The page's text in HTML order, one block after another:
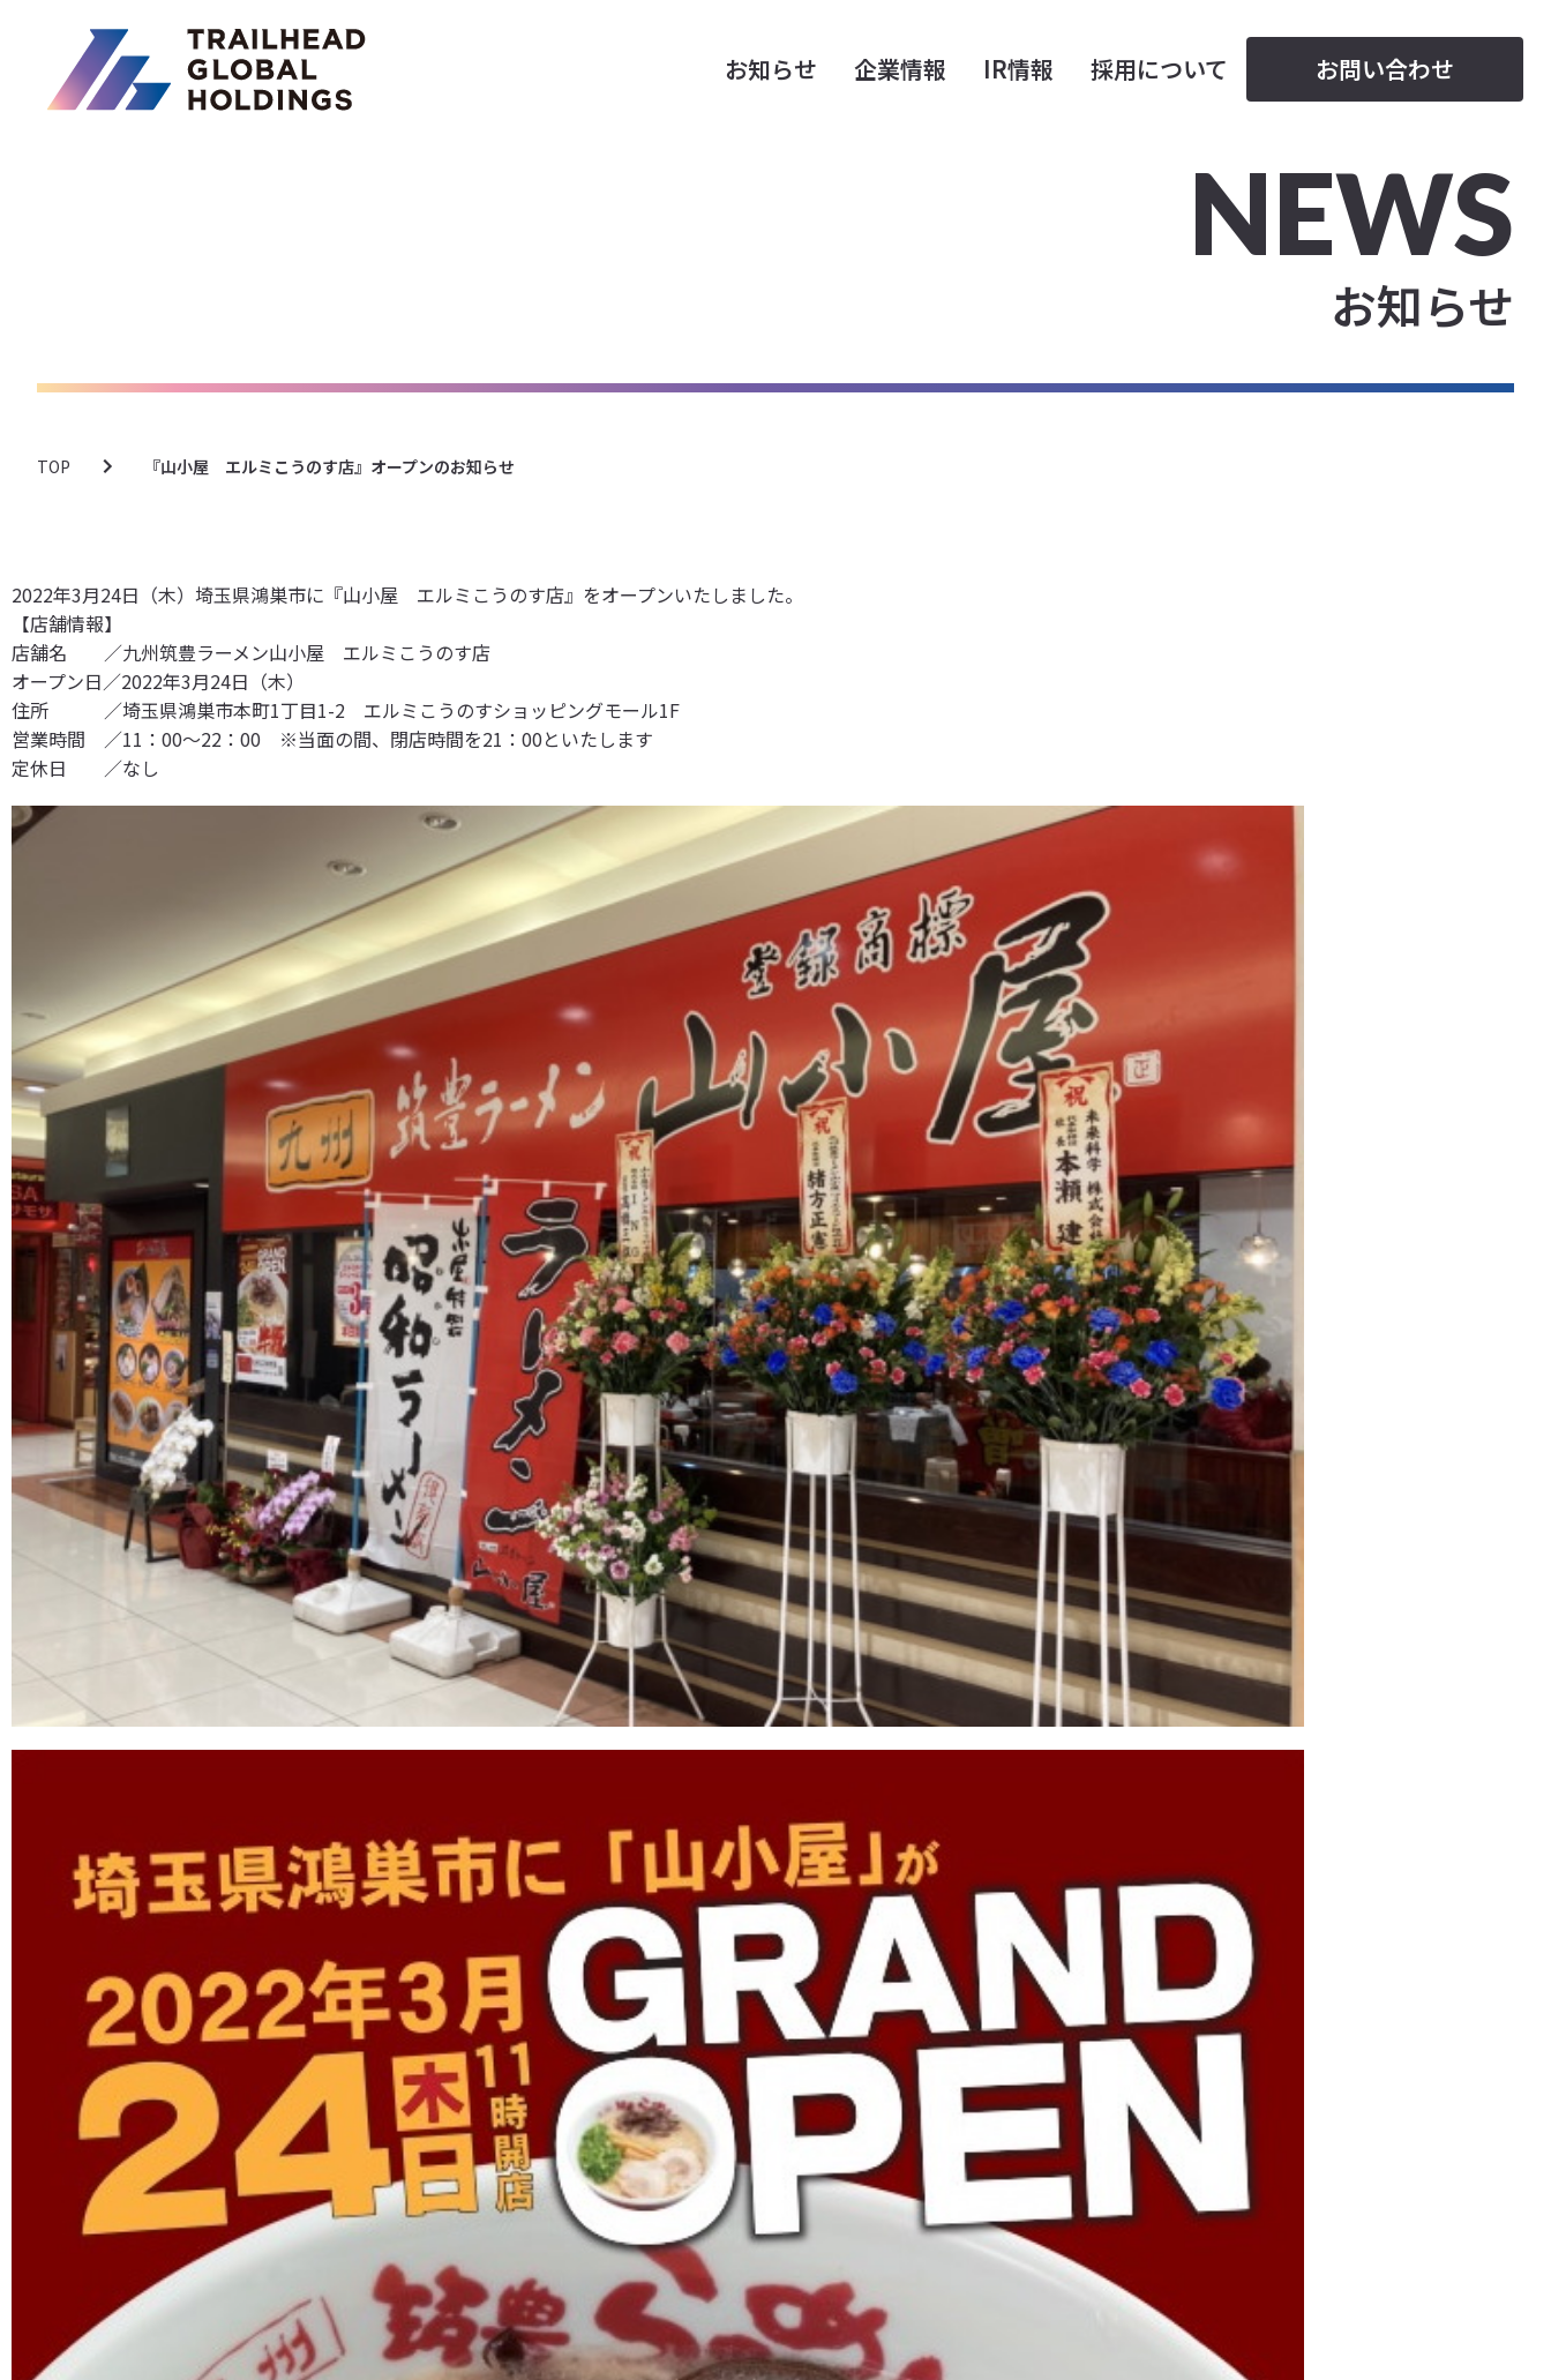
お知らせ 企業情報 IR情報 採用について お問い合わせ
NEWS
お知らせ
TOP 『山小屋 エルミこうのす店』オープンのお知らせ
2022年3月24日（木）埼玉県鴻巣市に『山小屋 エルミこうのす店』をオープンいたしました。
【店舗情報】
店舗名 ／九州筑豊ラーメン山小屋 エルミこうのす店
オープン日／2022年3月24日（木）
住所 ／埼玉県鴻巣市本町1丁目1-2 エルミこうのすショッピングモール1F
営業時間 ／11：00～22：00 ※当面の間、閉店時間を21：00といたします
定休日 ／なし